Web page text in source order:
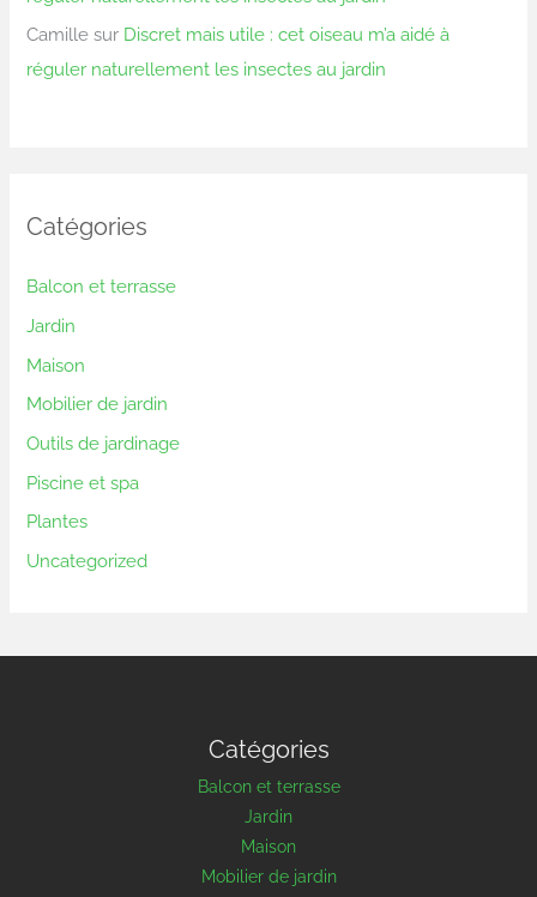
Camille sur Discret mais utile : cet oiseau m’a aidé à
réguler naturellement les insectes au jardin
Catégories
Balcon et terrasse
Jardin
Maison
Mobilier de jardin
Outils de jardinage
Piscine et spa
Plantes
Uncategorized
Catégories
Balcon et terrasse
Jardin
Maison
Mobilier de jardin